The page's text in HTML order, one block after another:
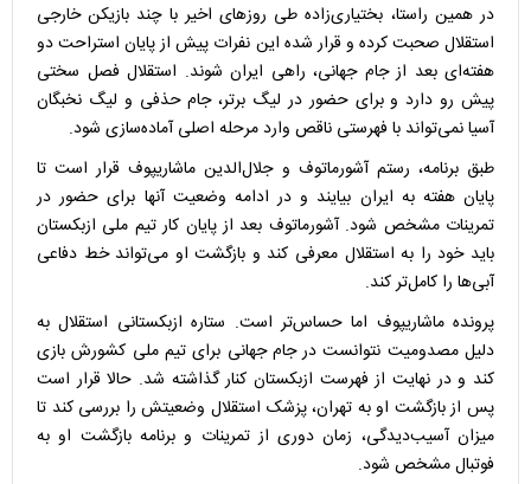
در همین راستا، بختیاری‌زاده طی روزهای اخیر با چند بازیکن خارجی
استقلال صحبت کرده و قرار شده این نفرات پیش از پایان استراحت دو
هفته‌ای بعد از جام جهانی، راهی ایران شوند. استقلال فصل سختی
پیش رو دارد و برای حضور در لیگ برتر، جام حذفی و لیگ نخبگان
آسیا نمی‌تواند با فهرستی ناقص وارد مرحله اصلی آماده‌سازی شود.
طبق برنامه، رستم آشورماتوف و جلال‌الدین ماشاریپوف قرار است تا
پایان هفته به ایران بیایند و در ادامه وضعیت آنها برای حضور در
تمرینات مشخص شود. آشورماتوف بعد از پایان کار تیم ملی ازبکستان
باید خود را به استقلال معرفی کند و بازگشت او می‌تواند خط دفاعی
آبی‌ها را کامل‌تر کند.
پرونده ماشاریپوف اما حساس‌تر است. ستاره ازبکستانی استقلال به
دلیل مصدومیت نتوانست در جام جهانی برای تیم ملی کشورش بازی
کند و در نهایت از فهرست ازبکستان کنار گذاشته شد. حالا قرار است
پس از بازگشت او به تهران، پزشک استقلال وضعیتش را بررسی کند تا
میزان آسیب‌دیدگی، زمان دوری از تمرینات و برنامه بازگشت او به
فوتبال مشخص شود.